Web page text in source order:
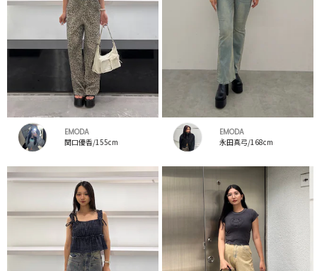
EMODA
関口優香/155cm
EMODA
永田真弓/168cm